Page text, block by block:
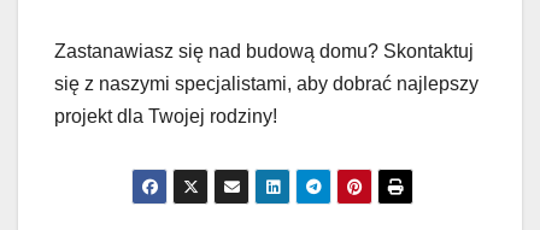
Zastanawiasz się nad budową domu? Skontaktuj
się z naszymi specjalistami, aby dobrać najlepszy
projekt dla Twojej rodziny!